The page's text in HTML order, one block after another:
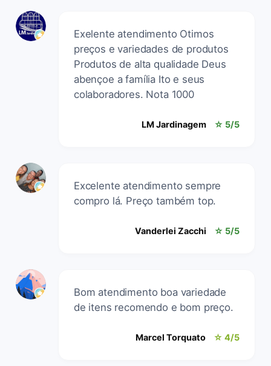
Exelente atendimento Otimos
preços e variedades de produtos
Produtos de alta qualidade Deus
abençoe a família Ito e seus
colaboradores. Nota 1000
LM Jardinagem ☆ 5/5
Excelente atendimento sempre
compro lá. Preço também top.
Vanderlei Zacchi ☆ 5/5
Bom atendimento boa variedade
de itens recomendo e bom preço.
Marcel Torquato ☆ 4/5